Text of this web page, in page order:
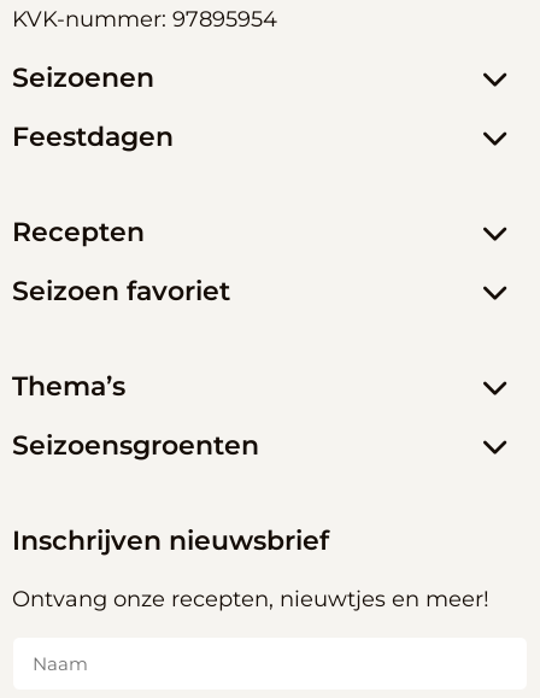
KVK-nummer: 97895954
Seizoenen
Feestdagen
Recepten
Seizoen favoriet
Thema’s
Seizoensgroenten
Inschrijven nieuwsbrief
Ontvang onze recepten, nieuwtjes en meer!